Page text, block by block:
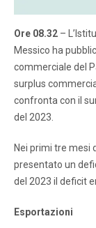
Ore 08.32 –
Messico ha
commerciale del
surplus
confronta con il
del 2023.
Nei primi tre mesi
presentato un
del 2023 il deficit
Esportazioni